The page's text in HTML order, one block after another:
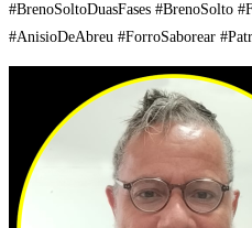
#BrenoSoltoDuasFases #BrenoSolto
#AnisioDeAbreu #ForroSaborear